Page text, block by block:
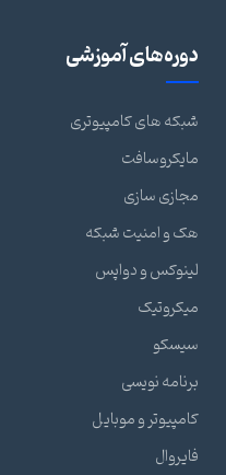
دوره‌های آموزشی
شبکه های کامپیوتری
مایکروسافت
مجازی سازی
هک و امنیت شبکه
لینوکس و دواپس
میکروتیک
سیسکو
برنامه نویسی
کامپیوتر و موبایل
فایروال